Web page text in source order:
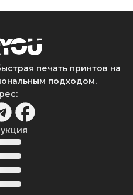
печать принтов на
подходом.
: